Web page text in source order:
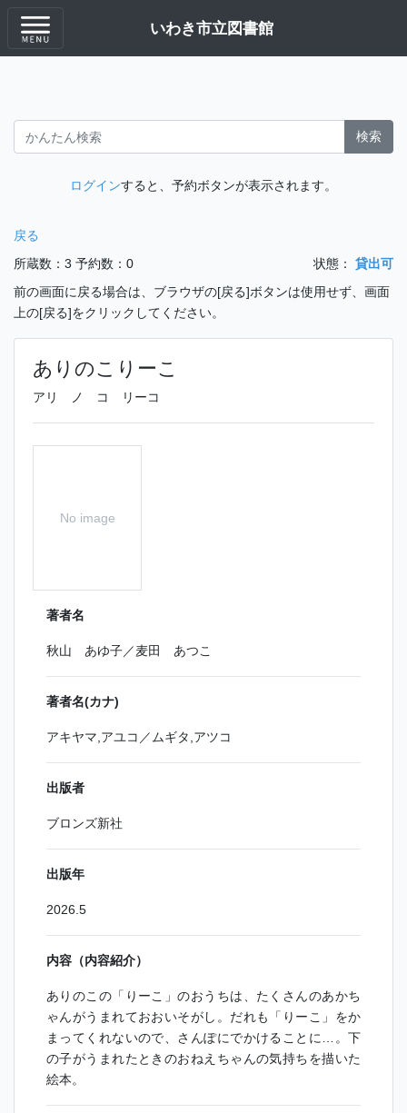
いわき市立図書館
検索
ログインすると、予約ボタンが表示されます。
戻る
所蔵数：3 予約数：0 状態：
貸出可
前の画面に戻る場合は、ブラウザの[戻る]ボタンは使用せず、画面
上の[戻る]をクリックしてください。
ありのこりーこ
アリ ノ コ リーコ
No image
著者名
秋山 あゆ子／麦田 あつこ
著者名(カナ)
アキヤマ,アユコ／ムギタ,アツコ
出版者
ブロンズ新社
出版年
2026.5
内容（内容紹介）
ありのこの「りーこ」のおうちは、たくさんのあかち
ゃんがうまれておおいそがし。だれも「りーこ」をか
まってくれないので、さんぽにでかけることに…。下
の子がうまれたときのおねえちゃんの気持ちを描いた
絵本。